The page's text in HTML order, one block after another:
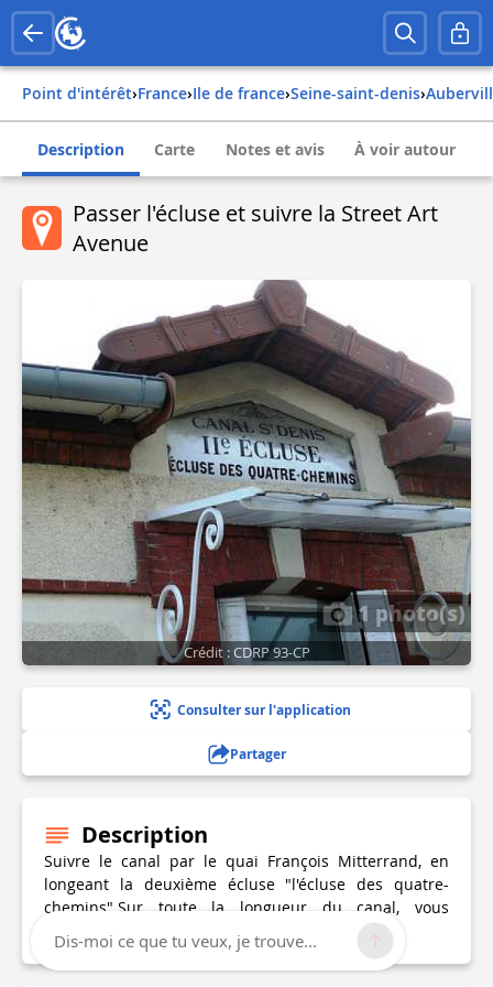
Point d'intérêt› france› ile de france› seine-saint-denis›
Description Carte Notes et avis À voir autour
Passer l'écluse et suivre la Street Art
Avenue
1 photo(s)
Crédit : CDRP 93-CP
Consulter sur l'application
Partager
Description
Suivre le canal par le quai François Mitterrand, en
longeant la deuxième écluse "l'écluse des quatre-
chemins".Sur toute la longueur du canal, vous
cheminez sur la STREET-ART AVENUE.
Dis-moi ce que tu veux, je trouve...